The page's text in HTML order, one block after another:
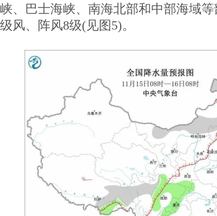
峡、巴士海峡、南海北部和中部海域
级风、阵风8级(见图5)。